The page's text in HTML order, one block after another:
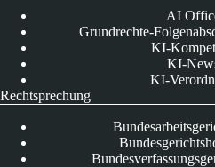
AI
Grundrechte-
KI-
KI-
KI-
Rechtsprechung